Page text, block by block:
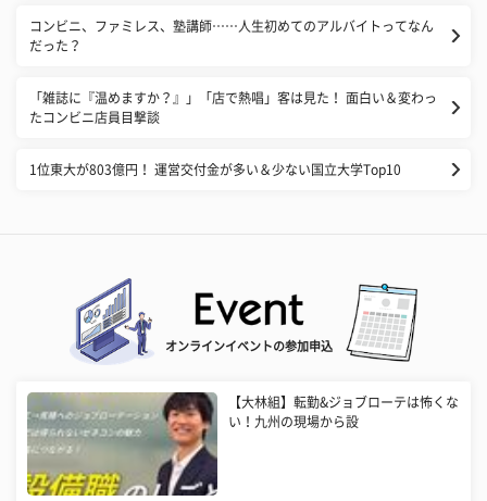
コンビニ、ファミレス、塾講師……人生初めてのアルバイトってなん
だった？
「雑誌に『温めますか？』」「店で熱唱」客は見た！ 面白い＆変わっ
たコンビニ店員目撃談
1位東大が803億円！ 運営交付金が多い＆少ない国立大学Top10
オンラインイベントの参加申込
【大林組】転勤&ジョブローテは怖くな
い！九州の現場から設